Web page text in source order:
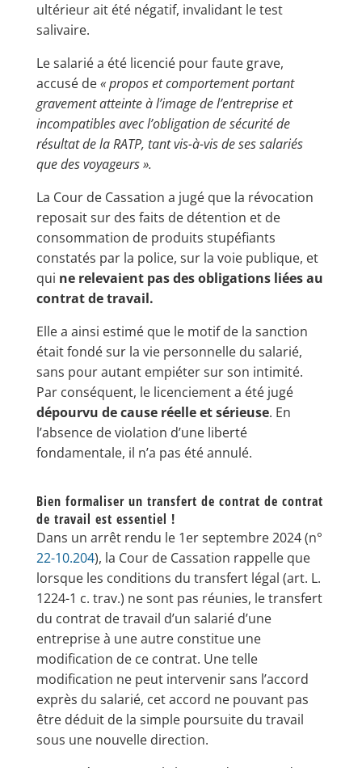
ultérieur ait été négatif, invalidant le test
salivaire.
Le salarié a été licencié pour faute grave,
accusé de« propos et comportement portant
gravement atteinte à l’image de l’entreprise et
incompatibles avec l’obligation de sécurité de
résultat de la RATP, tant vis-à-vis de ses salariés
que des voyageurs ».
La Cour de Cassation a jugé que la révocation
reposait sur des faits de détention et de
consommation de produits stupéfiants
constatés par la police, sur la voie publique, et
qui ne relevaient pas des obligations liées au
contrat de travail.
Elle a ainsi estimé que le motif de la sanction
était fondé sur la vie personnelle du salarié,
sans pour autant empiéter sur son intimité.
Par conséquent, le licenciement a été jugé
dépourvu de cause réelle et sérieuse. En
l’absence de violation d’une liberté
fondamentale, il n’a pas été annulé.
Bien formaliser un transfert de contrat de contrat
de travail est essentiel !
Dans un arrêt rendu le 1er septembre 2024 (n°
22-10.204), la Cour de Cassation rappelle que
lorsque les conditions du transfert légal (art. L.
1224-1 c. trav.) ne sont pas réunies, le transfert
du contrat de travail d’un salarié d’une
entreprise à une autre constitue une
modification de ce contrat. Une telle
modification ne peut intervenir sans l’accord
exprès du salarié, cet accord ne pouvant pas
être déduit de la simple poursuite du travail
sous une nouvelle direction.